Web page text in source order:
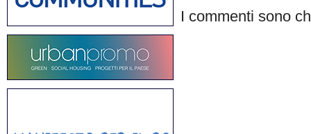
I commenti sono